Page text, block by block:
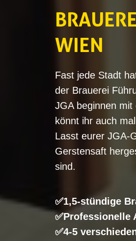
WIEN
Fast jede Stadt
der Brauerei
JGA beginnen
könnt ihr auch
Lasst eurer JGA-
Gerstensaft
sind.
✅1,5-stündige
✅Professionelle
✅4-5